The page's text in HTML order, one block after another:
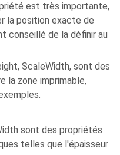
est très importante,
la position exacte de
conseillé de la définir au
ScaleWidth, sont des
la zone imprimable,
sont des propriétés
telles que l'épaisseur